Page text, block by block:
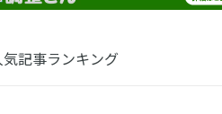
気記事ランキング